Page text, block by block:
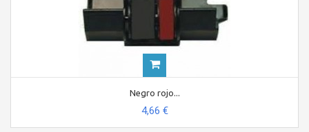
Negro rojo...
4,66 €